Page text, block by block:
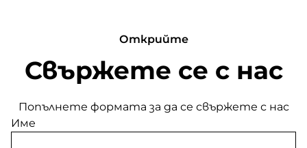
Открийте
Свържете се с нас
Попълнете формата за да се свържете с нас
Име